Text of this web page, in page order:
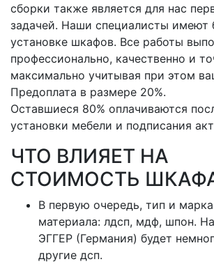
сборки также является для нас
задачей. Наши специалисты имеют
установке шкафов. Все работы
профессионально, качественно и
максимально учитывая при этом
Предоплата в размере 20%.
Оставшиеся 80% оплачиваются
установки мебели и подписания
ЧТО ВЛИЯЕТ НА
СТОИМОСТЬ
В первую очередь, тип и
материала: лдсп, мдф, шпон.
ЭГГЕР (Германия) будет
другие дсп.